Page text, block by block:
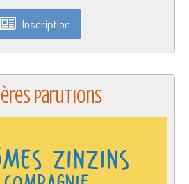
Inscription
parutions